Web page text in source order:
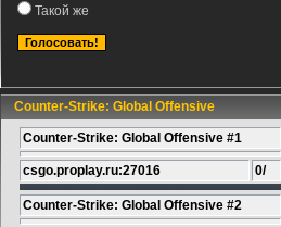
Такой же
Counter-Strike: Global Offensive
Counter-Strike: Global Offensive #1
csgo.proplay.ru:27016 0/
Counter-Strike: Global Offensive #2